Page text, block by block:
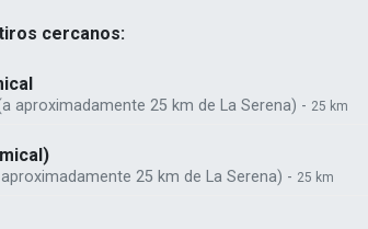
cercanos:
aproximadamente 25 km de La Serena) - 25 km
25 km de La Serena) - 25 km